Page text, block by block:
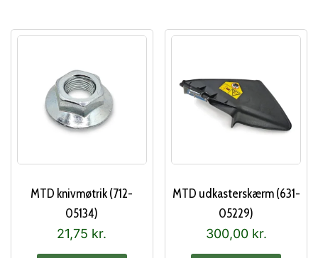
MTD knivmøtrik (712-
05134)
21,75 kr.
MTD udkasterskærm (631-
05229)
300,00 kr.